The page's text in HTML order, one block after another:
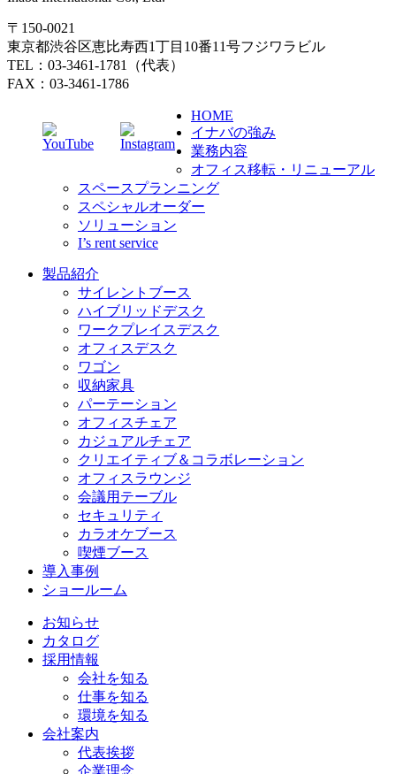
〒150-0021
東京都渋谷区恵比寿西1丁目10番11号フジワラビル
TEL：03-3461-1781（代表）
FAX：03-3461-1786
HOME
イナバの強み
業務内容
オフィス移転・リニューアル
スペースプランニング
スペシャルオーダー
ソリューション
I’s rent service
製品紹介
サイレントブース
ハイブリッドデスク
ワークプレイスデスク
オフィスデスク
ワゴン
収納家具
パーテーション
オフィスチェア
カジュアルチェア
クリエイティブ＆コラボレーション
オフィスラウンジ
会議用テーブル
セキュリティ
カラオケブース
喫煙ブース
導入事例
ショールーム
お知らせ
カタログ
採用情報
会社を知る
仕事を知る
環境を知る
会社案内
代表挨拶
企業理念